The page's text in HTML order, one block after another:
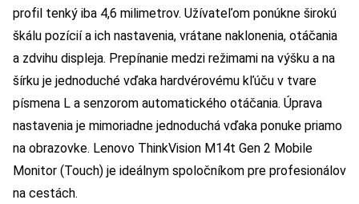
profil tenký iba 4,6 milimetrov. Užívateľom ponúkne širokú
škálu pozícií a ich nastavenia, vrátane naklonenia, otáčania
a zdvihu displeja. Prepínanie medzi režimami na výšku a na
šírku je jednoduché vďaka hardvérovému kľúču v tvare
písmena L a senzorom automatického otáčania. Úprava
nastavenia je mimoriadne jednoduchá vďaka ponuke priamo
na obrazovke. Lenovo ThinkVision M14t Gen 2 Mobile
Monitor (Touch) je ideálnym spoločníkom pre profesionálov
na cestách.